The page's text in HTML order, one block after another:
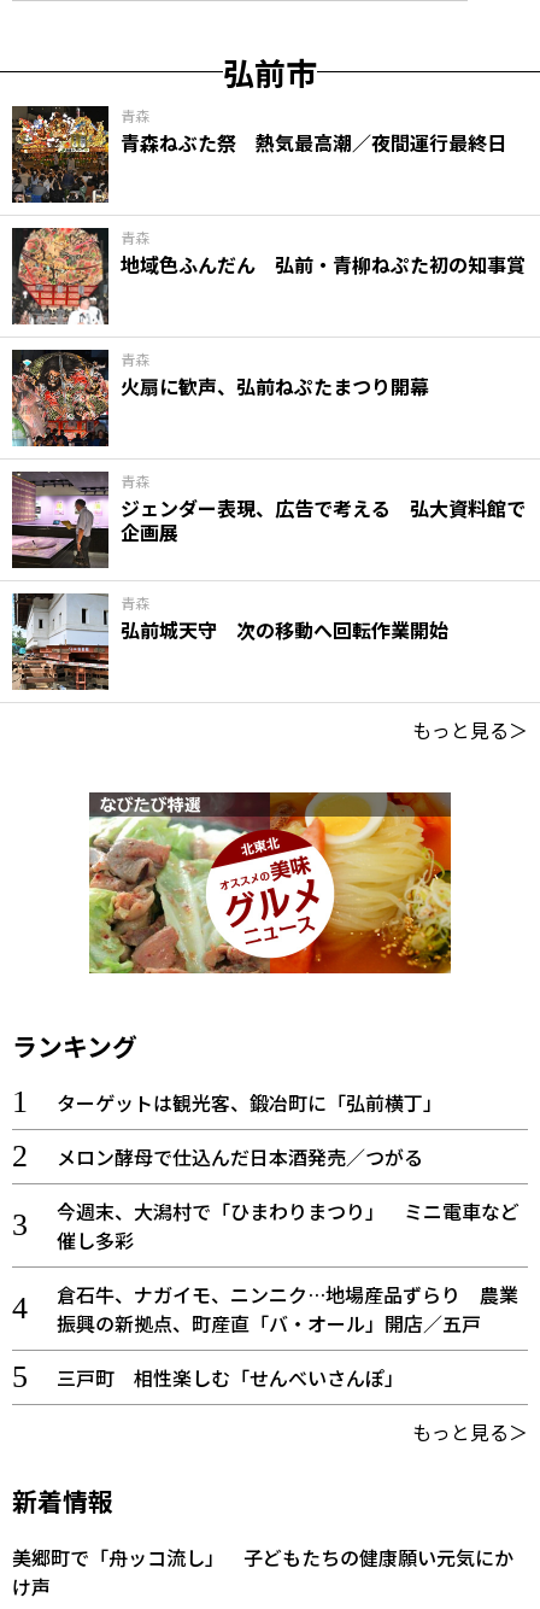
弘前市
青森
青森ねぶた祭 熱気最高潮／夜間運行最終日
青森
地域色ふんだん 弘前・青柳ねぷた初の知事賞
青森
火扇に歓声、弘前ねぷたまつり開幕
青森
ジェンダー表現、広告で考える 弘大資料館で
企画展
青森
弘前城天守 次の移動へ回転作業開始
もっと見る＞
ランキング
ターゲットは観光客、鍛冶町に「弘前横丁」
メロン酵母で仕込んだ日本酒発売／つがる
今週末、大潟村で「ひまわりまつり」 ミニ電車など
催し多彩
倉石牛、ナガイモ、ニンニク…地場産品ずらり 農業
振興の新拠点、町産直「バ・オール」開店／五戸
三戸町 相性楽しむ「せんべいさんぽ」
もっと見る＞
新着情報
美郷町で「舟ッコ流し」 子どもたちの健康願い元気にか
け声